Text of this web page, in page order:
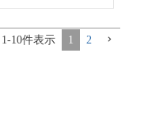
1 -10件表示 1 2